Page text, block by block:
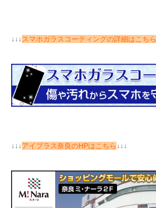
↓↓↓スマホガラスコーティングの詳細はこちら
↓↓↓アイプラス奈良のHPはこちら ↓↓↓